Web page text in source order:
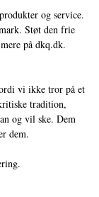
og service.
Støt den frie
på dkq.dk.
vi ikke tror på et
tradition,
og vil ske. Dem
dem.